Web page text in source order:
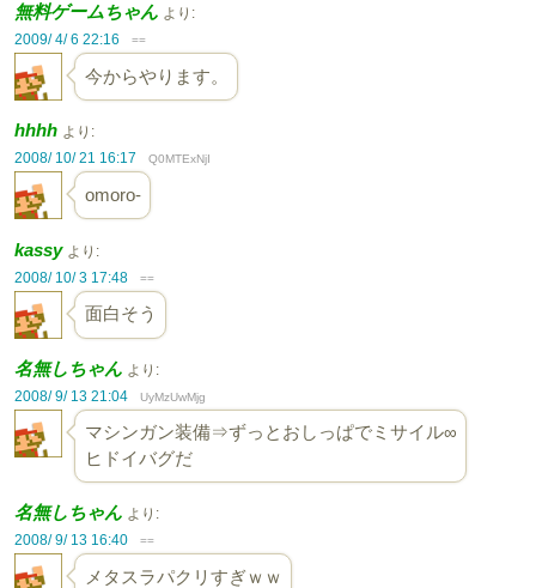
無料ゲームちゃん より:
2009/ 4/ 6 22:16
==
今からやります。
hhhh より:
2008/ 10/ 21 16:17
Q0MTExNjI
omoro-
kassy より:
2008/ 10/ 3 17:48
==
面白そう
名無しちゃん より:
2008/ 9/ 13 21:04
UyMzUwMjg
マシンガン装備⇒ずっとおしっぱでミサイル∞
ヒドイバグだ
名無しちゃん より:
2008/ 9/ 13 16:40
==
メタスラパクリすぎｗｗ